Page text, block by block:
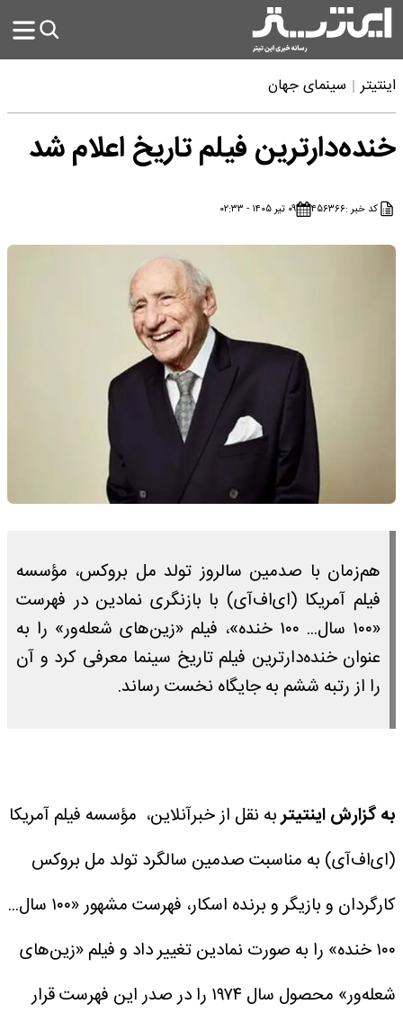
اینتیتر سینمای جهان
خنده‌دارترین فیلم تاریخ اعلام شد
کد خبر :۴۵۶۳۶۶ ۰۹ تیر ۱۴۰۵ - ۰۲:۳۳
هم‌زمان با صدمین سالروز تولد مل بروکس، مؤسسه
فیلم آمریکا (ای‌اف‌آی) با بازنگری نمادین در فهرست
«۱۰۰ سال... ۱۰۰ خنده»، فیلم «زین‌های شعله‌ور» را به
عنوان خنده‌دارترین فیلم تاریخ سینما معرفی کرد و آن
را از رتبه ششم به جایگاه نخست رساند.
به گزارش اینتیتربه نقل از خبرآنلاین، مؤسسه فیلم آمریکا
(ای‌اف‌آی) به مناسبت صدمین سالگرد تولد مل بروکس
کارگردان و بازیگر و برنده اسکار، فهرست مشهور «۱۰۰ سال...
۱۰۰ خنده» را به صورت نمادین تغییر داد و فیلم «زین‌های
شعله‌ور» محصول سال ۱۹۷۴ را در صدر این فهرست قرار